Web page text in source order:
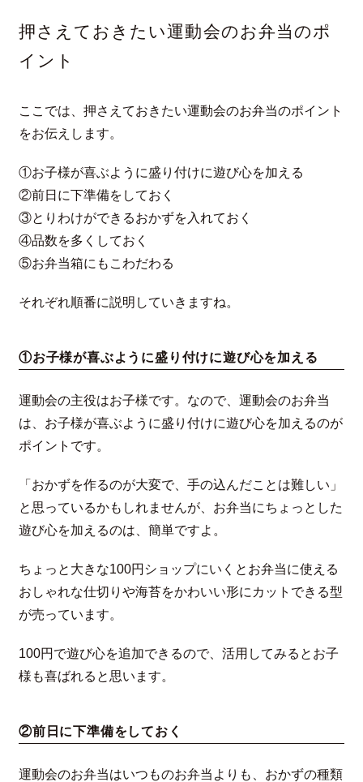
押さえておきたい運動会のお弁当のポ
イント
ここでは、押さえておきたい運動会のお弁当のポイント
をお伝えします。
①お子様が喜ぶように盛り付けに遊び心を加える
②前日に下準備をしておく
③とりわけができるおかずを入れておく
④品数を多くしておく
⑤お弁当箱にもこわだわる
それぞれ順番に説明していきますね。
①お子様が喜ぶように盛り付けに遊び心を加える
運動会の主役はお子様です。なので、運動会のお弁当
は、お子様が喜ぶように盛り付けに遊び心を加えるのが
ポイントです。
「おかずを作るのが大変で、手の込んだことは難しい」
と思っているかもしれませんが、お弁当にちょっとした
遊び心を加えるのは、簡単ですよ。
ちょっと大きな100円ショップにいくとお弁当に使える
おしゃれな仕切りや海苔をかわいい形にカットできる型
が売っています。
100円で遊び心を追加できるので、活用してみるとお子
様も喜ばれると思います。
②前日に下準備をしておく
運動会のお弁当はいつものお弁当よりも、おかずの種類